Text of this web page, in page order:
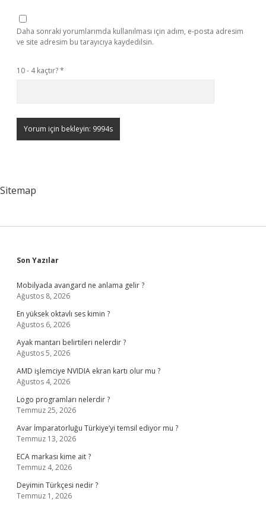
Daha sonraki yorumlarımda kullanılması için adım, e-posta adresim
ve site adresim bu tarayıcıya kaydedilsin.
10 - 4 kaçtır?*
Sitemap
Sidebar
Son Yazılar
Mobilyada avangard ne anlama gelir ?
Ağustos 8, 2026
En yüksek oktavlı ses kimin ?
Ağustos 6, 2026
Ayak mantarı belirtileri nelerdir ?
Ağustos 5, 2026
AMD işlemciye NVIDIA ekran kartı olur mu ?
Ağustos 4, 2026
Logo programları nelerdir ?
Temmuz 25, 2026
Avar İmparatorluğu Türkiye’yi temsil ediyor mu ?
Temmuz 13, 2026
ECA markası kime ait ?
Temmuz 4, 2026
Deyimin Türkçesi nedir ?
Temmuz 1, 2026